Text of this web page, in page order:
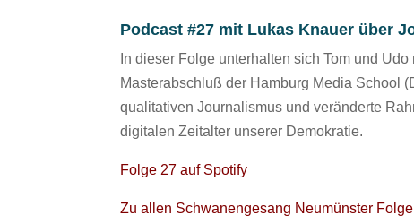
Podcast #27 mit Lukas Knauer über
In dieser Folge unterhalten sich Tom und
Masterabschluß der Hamburg Media School
qualitativen Journalismus und veränderte
digitalen Zeitalter unserer Demokratie.
Folge 27 auf Spotify
Zu allen Schwanengesang Neumünster